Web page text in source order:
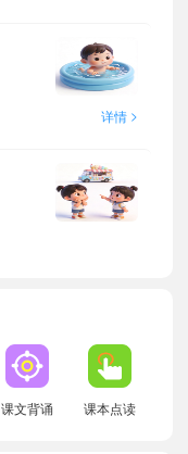
详情 >
课文背诵
课本点读